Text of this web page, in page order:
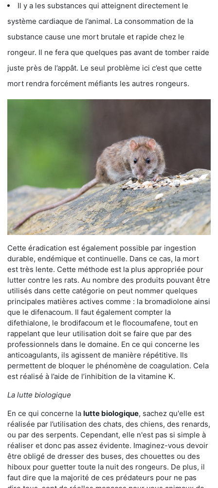
Il y a les substances qui atteignent directement le
système cardiaque de l’animal. La consommation de la
substance cause une mort brutale et rapide chez le
rongeur. Il ne fera que quelques pas avant de tomber raide
juste près de l’appât. Le seul problème ici c’est que cette
mort rendra forcément méfiants les autres rongeurs.
Cette éradication est également possible par ingestion
durable, endémique et continuelle. Dans ce cas, la mort
est très lente. Cette méthode est la plus appropriée pour
lutter contre les rats. Au nombre des produits pouvant être
utilisés dans cette catégorie on peut nommer quelques
principales matières actives comme : la bromadiolone ainsi
que le difenacoum. Il faut également compter la
difethialone, le brodifacoum et le flocoumafene, tout en
rappelant que leur utilisation doit se faire que par des
professionnels dans le domaine. En ce qui concerne les
anticoagulants, ils agissent de manière répétitive. Ils
permettent de bloquer le phénomène de coagulation. Cela
est réalisé à l’aide de l’inhibition de la vitamine K.
La lutte biologique
En ce qui concerne la lutte biologique, sachez qu'elle est
réalisée par l’utilisation des chats, des chiens, des renards,
ou par des serpents. Cependant, elle n'est pas si simple à
réaliser et donc pas assez évidente. Imaginez-vous devoir
être obligé de dresser des buses, des chouettes ou des
hiboux pour guetter toute la nuit des rongeurs. De plus, il
faut dire que la majorité de ces prédateurs pour ne pas